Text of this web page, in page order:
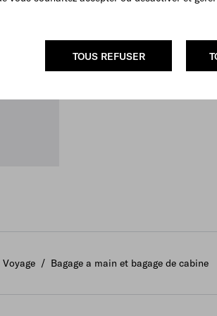
TOUS REFUSER
Voyage / Bagage a main et bagage de cabine